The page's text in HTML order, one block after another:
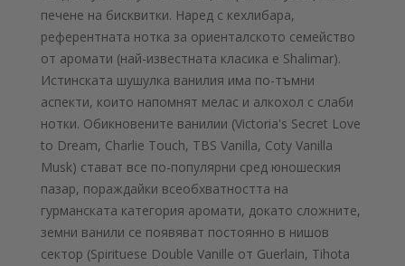
печене на бисквитки. Наред с кехлибара,
референтната нотка за ориенталското семейство
от аромати (най-известната класика е Shalimar).
Истинската шушулка ванилия има по-тъмни
аспекти, които напомнят мелас и алкохол с слаби
нотки. Обикновените ванилии (Victoria's Secret Love
to Dream, Charlie Touch, TBS Vanilla, Coty Vanilla
Musk) стават все по-популярни сред юношеския
пазар, пораждайки всеобхватността на
гурманската категория аромати, докато сложните,
земни ванили се появяват постоянно в нишов
сектор (Spirituese Double Vanille от Guerlain, Tihota